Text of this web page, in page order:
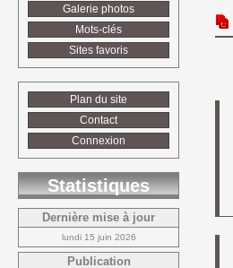
Galerie photos
Mots-clés
Sites favoris
Plan du site
Contact
Connexion
Statistiques
Dernière mise à jour
lundi 15 juin 2026
Publication